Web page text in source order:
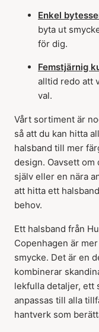
Enkel
byta ut
för dig.
Femstjärnig
alltid redo att
val.
Vårt sortiment är
så att du kan hitta
halsband till mer
design. Oavsett
själv eller en nära
att hitta ett
behov.
Ett halsband från
Copenhagen är
smycke. Det är en
kombinerar
lekfulla detaljer, ett
anpassas till alla
hantverk som